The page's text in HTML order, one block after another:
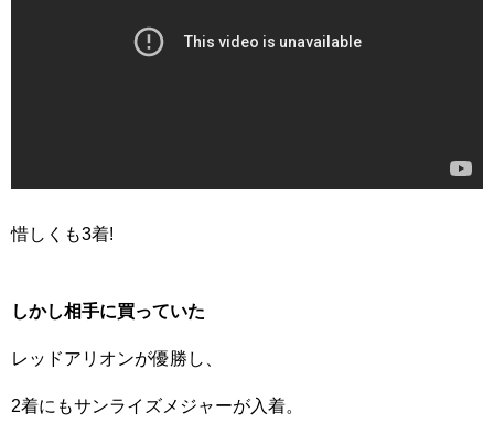
惜しくも3着!
しかし相手に買っていた
レッドアリオンが優勝し、
2着にもサンライズメジャーが入着。